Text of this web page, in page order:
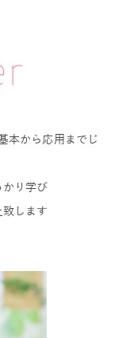
本から応用までじ
り学び
します